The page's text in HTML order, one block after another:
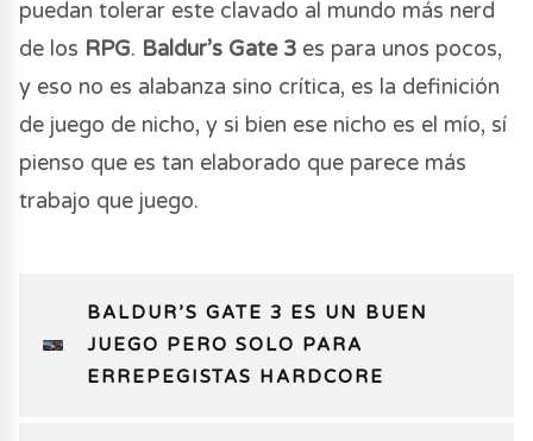
puedan tolerar este clavado al mundo más nerd
de los RPG. Baldur’s Gate 3 es para unos pocos,
y eso no es alabanza sino crítica, es la definición
de juego de nicho, y si bien ese nicho es el mío, sí
pienso que es tan elaborado que parece más
trabajo que juego.
BALDUR’S GATE 3 ES UN BUEN
JUEGO PERO SOLO PARA
ERREPEGISTAS HARDCORE